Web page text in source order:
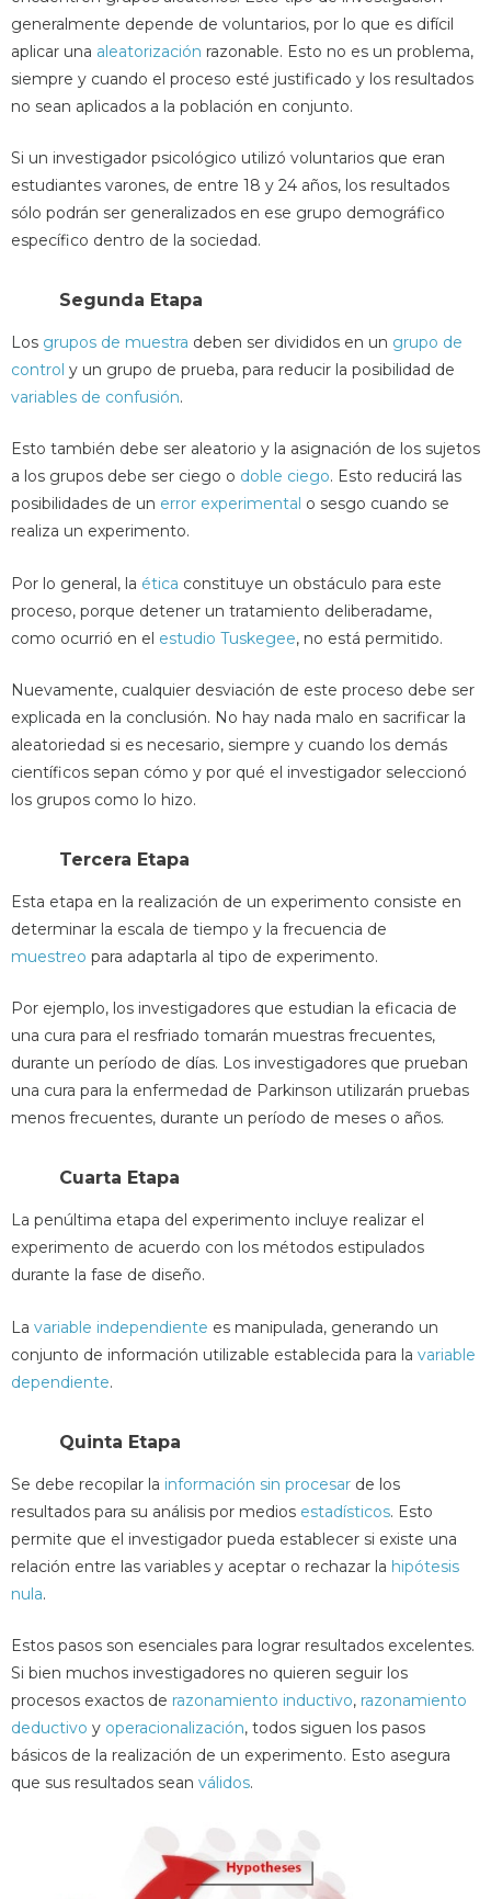
generalmente depende de voluntarios, por lo que es difícil
aplicar una aleatorización razonable. Esto no es un problema,
siempre y cuando el proceso esté justificado y los resultados
no sean aplicados a la población en conjunto.
Si un investigador psicológico utilizó voluntarios que eran
estudiantes varones, de entre 18 y 24 años, los resultados
sólo podrán ser generalizados en ese grupo demográfico
específico dentro de la sociedad.
Segunda Etapa
Los grupos de muestra deben ser divididos en un grupo de
control y un grupo de prueba, para reducir la posibilidad de
variables de confusión.
Esto también debe ser aleatorio y la asignación de los sujetos
a los grupos debe ser ciego o doble ciego. Esto reducirá las
posibilidades de un error experimental o sesgo cuando se
realiza un experimento.
Por lo general, la ética constituye un obstáculo para este
proceso, porque detener un tratamiento deliberadame,
como ocurrió en el estudio Tuskegee, no está permitido.
Nuevamente, cualquier desviación de este proceso debe ser
explicada en la conclusión. No hay nada malo en sacrificar la
aleatoriedad si es necesario, siempre y cuando los demás
científicos sepan cómo y por qué el investigador seleccionó
los grupos como lo hizo.
Tercera Etapa
Esta etapa en la realización de un experimento consiste en
determinar la escala de tiempo y la frecuencia de
muestreo para adaptarla al tipo de experimento.
Por ejemplo, los investigadores que estudian la eficacia de
una cura para el resfriado tomarán muestras frecuentes,
durante un período de días. Los investigadores que prueban
una cura para la enfermedad de Parkinson utilizarán pruebas
menos frecuentes, durante un período de meses o años.
Cuarta Etapa
La penúltima etapa del experimento incluye realizar el
experimento de acuerdo con los métodos estipulados
durante la fase de diseño.
La variable independiente es manipulada, generando un
conjunto de información utilizable establecida para la variable
dependiente.
Quinta Etapa
Se debe recopilar la información sin procesar de los
resultados para su análisis por medios estadísticos. Esto
permite que el investigador pueda establecer si existe una
relación entre las variables y aceptar o rechazar la hipótesis
nula.
Estos pasos son esenciales para lograr resultados excelentes.
Si bien muchos investigadores no quieren seguir los
procesos exactos de razonamiento inductivo, razonamiento
deductivo y operacionalización, todos siguen los pasos
básicos de la realización de un experimento. Esto asegura
que sus resultados sean válidos.